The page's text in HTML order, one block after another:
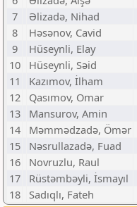
7
Əlizadə, Nihad
8
Həsənov, Cavid
9
Hüseynli, Elay
10
Hüseynli, Səid
11
Kazımov, İlham
12
Qasımov, Omar
13
Mansurov, Amin
14
Məmmədzadə, Ömər
15
Nəsrullazadə, Fuad
16
Novruzlu, Raul
17
Rüstəmbəyli, İsmayıl
18
Sadıqlı, Fateh